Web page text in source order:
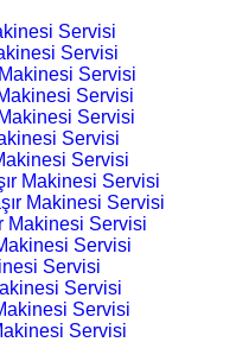
Servisi
Servisi
Servisi
Servisi
Servisi
Servisi
Servisi
Makinesi Servisi
Makinesi Servisi
Makinesi Servisi
Servisi
Servisi
Servisi
Servisi
Servisi